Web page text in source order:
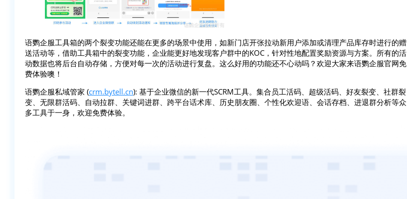
语鹦企服工具箱的两个裂变功能还能在更多的场景中使用，如新门店开张拉动新用户添加或清理产品库存时进行的赠
送活动等，借助工具箱中的裂变功能，企业能更好地发现客户群中的KOC，针对性地配置奖励资源与方案。所有的活
动数据也将后台自动存储，方便对每一次的活动进行复盘。这么好用的功能还不心动吗？欢迎大家来语鹦企服官网免
费体验噢！
语鹦企服私域管家 (crm.bytell.cn): 基于企业微信的新一代SCRM工具。集合员工活码、超级活码、好友裂变、社群裂
变、无限群活码、自动拉群、关键词进群、跨平台话术库、历史朋友圈、个性化欢迎语、会话存档、进退群分析等众
多工具于一身，欢迎免费体验。